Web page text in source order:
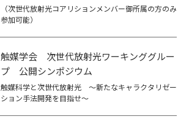
（次世代放射光コアリションメンバー御所属の方のみ
参加可能）
触媒学会 次世代放射光ワーキンググルー
プ 公開シンポジウム
触媒科学と次世代放射光 ～新たなキャラクタリゼー
ション手法開発を目指せ～